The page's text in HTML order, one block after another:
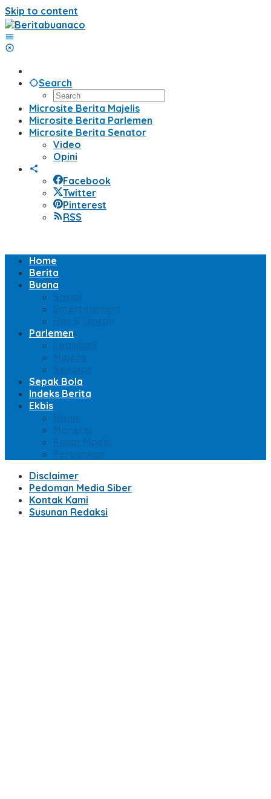
Skip to content
Search
Microsite Berita Majelis
Microsite Berita Parlemen
Microsite Berita Senator
Video
Opini
Facebook
Twitter
Pinterest
RSS
Home
Berita
Buana
Sosial
Entertainment
Haji & Umroh
Parlemen
Legislatif
Majelis
Senator
Sepak Bola
Indeks Berita
Ekbis
Bisnis
Moneter
Pasar Modal
Perbankan
Disclaimer
Pedoman Media Siber
Kontak Kami
Susunan Redaksi